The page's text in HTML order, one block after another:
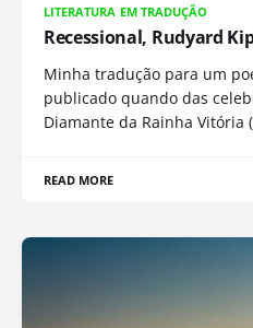
LITERATURA EM TRADUÇÃO
Recessional, Rudyard
Minha tradução para um
publicado quando das
Diamante da Rainha Vitória
READ MORE